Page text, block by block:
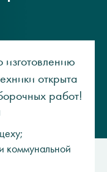
изготовлению
открыта
работ!
коммунальной